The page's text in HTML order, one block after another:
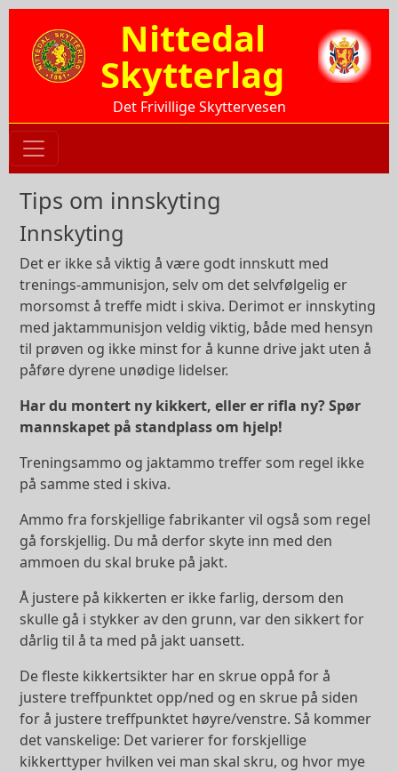
Hopp til hovedinnhold
Nittedal
Skytterlag
Det Frivillige Skyttervesen
Tips om innskyting
Innskyting
Det er ikke så viktig å være godt innskutt med
trenings-ammunisjon, selv om det selvfølgelig er
morsomst å treffe midt i skiva. Derimot er innskyting
med jaktammunisjon veldig viktig, både med hensyn
til prøven og ikke minst for å kunne drive jakt uten å
påføre dyrene unødige lidelser.
Har du montert ny kikkert, eller er rifla ny? Spør
mannskapet på standplass om hjelp!
Treningsammo og jaktammo treffer som regel ikke
på samme sted i skiva.
Ammo fra forskjellige fabrikanter vil også som regel
gå forskjellig. Du må derfor skyte inn med den
ammoen du skal bruke på jakt.
Å justere på kikkerten er ikke farlig, dersom den
skulle gå i stykker av den grunn, var den sikkert for
dårlig til å ta med på jakt uansett.
De fleste kikkertsikter har en skrue oppå for å
justere treffpunktet opp/ned og en skrue på siden
for å justere treffpunktet høyre/venstre. Så kommer
det vanskelige: Det varierer for forskjellige
kikkerttyper hvilken vei man skal skru, og hvor mye